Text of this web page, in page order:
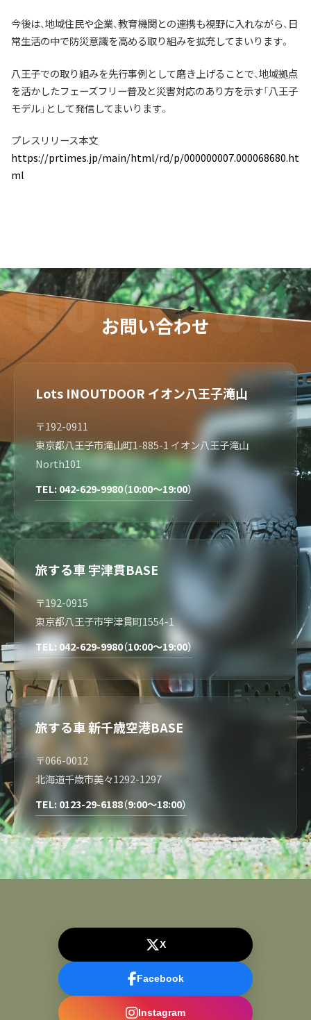
今後は、地域住民や企業、教育機関との連携も視野に入れながら、日
常生活の中で防災意識を高める取り組みを拡充してまいります。
八王子での取り組みを先行事例として磨き上げることで、地域拠点
を活かしたフェーズフリー普及と災害対応のあり方を示す「八王子
モデル」として発信してまいります。
プレスリリース本文
https://prtimes.jp/main/html/rd/p/000000007.000068680.ht
ml
お問い合わせ
Lots INOUTDOOR イオン八王子滝山
〒192-0911
東京都八王子市滝山町1-885-1 イオン八王子滝山
North101
TEL: 042-629-9980（10:00～19:00）
旅する車 宇津貫BASE
〒192-0915
東京都八王子市宇津貫町1554-1
TEL: 042-629-9980（10:00～19:00）
旅する車 新千歳空港BASE
〒066-0012
北海道千歳市美々1292-1297
TEL: 0123-29-6188（9:00～18:00）
X
Facebook
Instagram